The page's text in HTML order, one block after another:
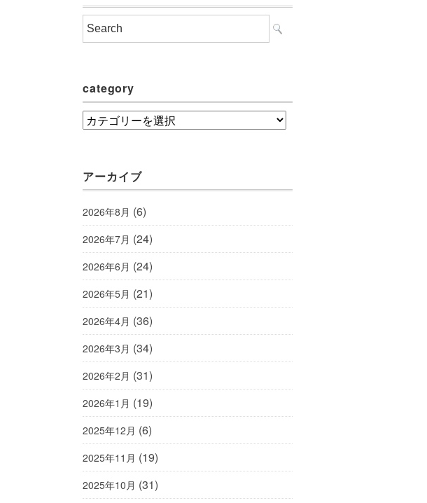
category
category
アーカイブ
2026年8月 (6)
2026年7月 (24)
2026年6月 (24)
2026年5月 (21)
2026年4月 (36)
2026年3月 (34)
2026年2月 (31)
2026年1月 (19)
2025年12月 (6)
2025年11月 (19)
2025年10月 (31)